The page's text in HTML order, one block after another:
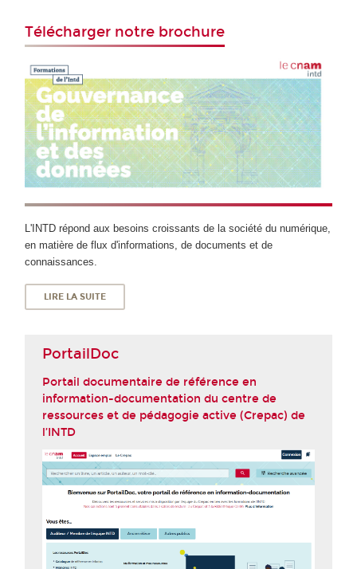
Télécharger notre brochure
L'INTD répond aux besoins croissants de la société du numérique,
en matière de flux d'informations, de documents et de
connaissances.
LIRE LA SUITE
PortailDoc
Portail documentaire de référence en
information-documentation du centre de
ressources et de pédagogie active (Crepac) de
l’INTD